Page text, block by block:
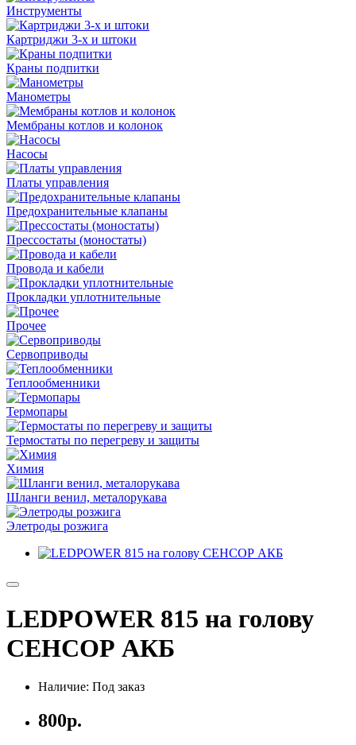
Инструменты
Картриджи 3-х и штоки
Краны подпитки
Манометры
Мембраны котлов и колонок
Насосы
Платы управления
Предохранительные клапаны
Прессостаты (моностаты)
Провода и кабели
Прокладки уплотнительные
Прочее
Сервоприводы
Теплообменники
Термопары
Термостаты по перегреву и защиты
Химия
Шланги венил, металорукава
Элетроды розжига
LEDPOWER 815 на голову
СЕНСОР АКБ
Наличие: Под заказ
800р.